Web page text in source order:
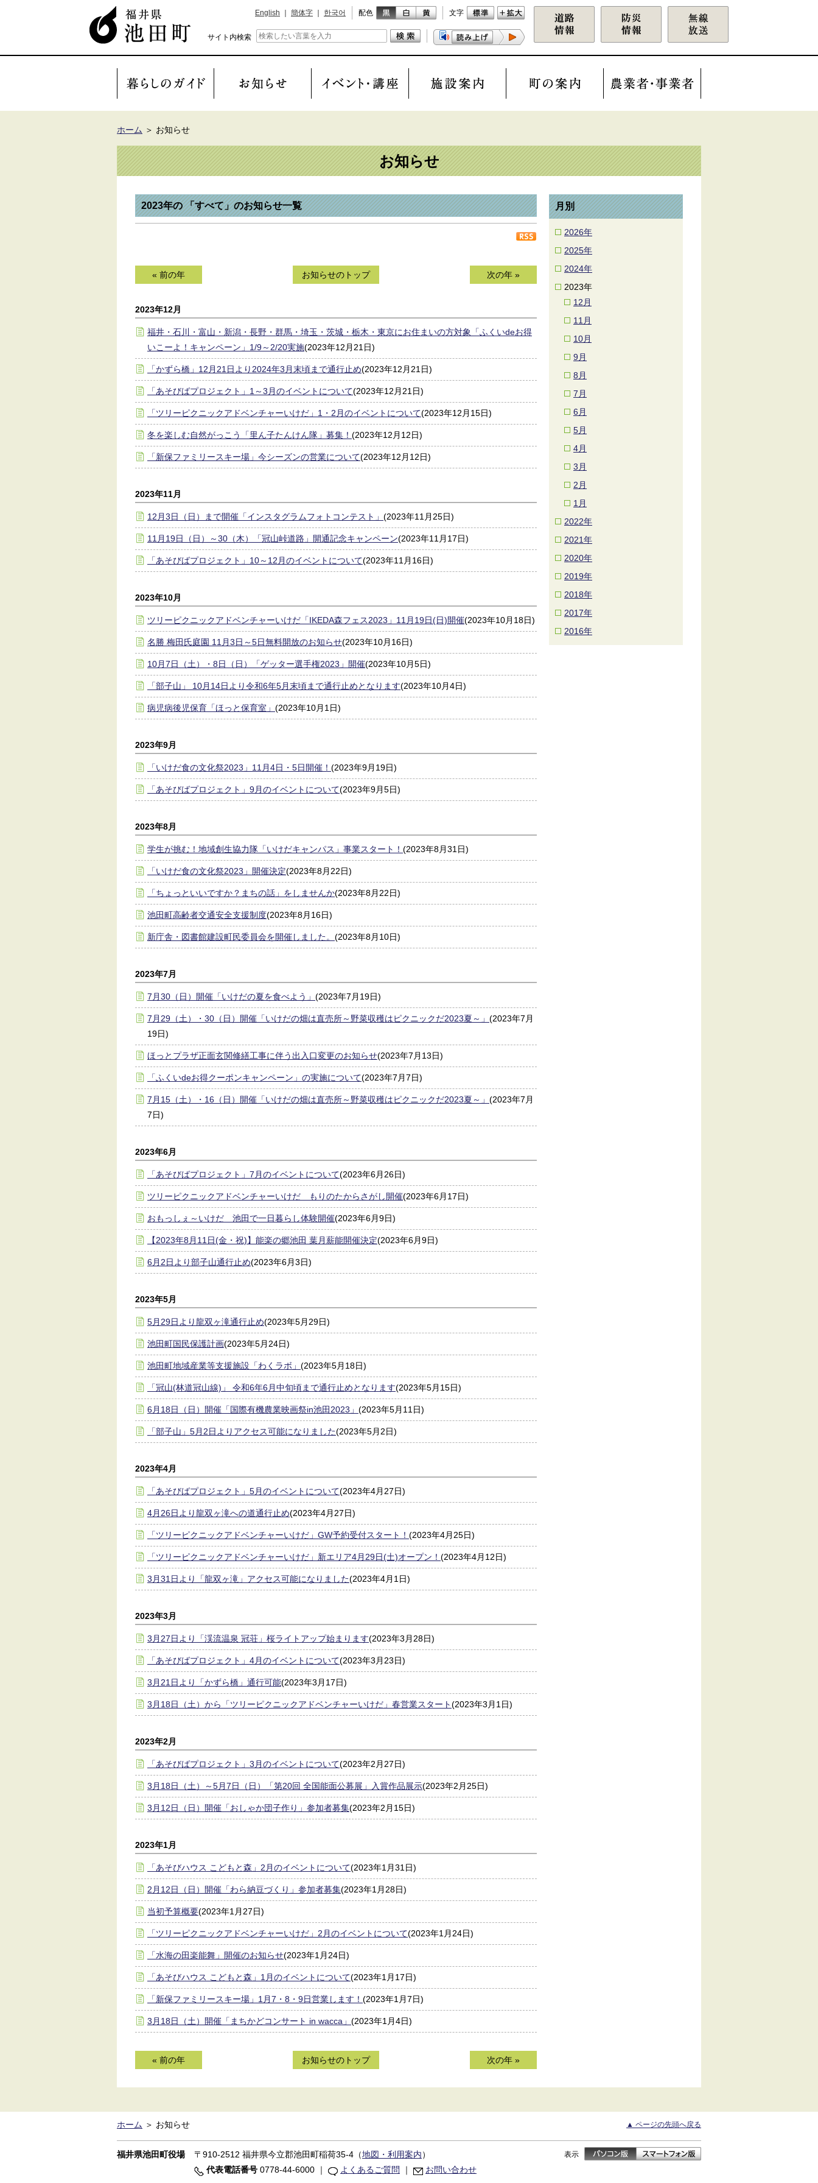
English 簡体字 한국어 配色 文字
サイト内検索
ホーム ＞ お知らせ
お知らせ
2023年の 「すべて」のお知らせ一覧
« 前の年 お知らせのトップ 次の年 »
2023年12月
福井・石川・富山・新潟・長野・群馬・埼玉・茨城・栃木・東京にお住まいの方対象「ふくいdeお得
いこーよ！キャンペーン」1/9～2/20実施(2023年12月21日)
「かずら橋」12月21日より2024年3月末頃まで通行止め(2023年12月21日)
「あそびばプロジェクト」1～3月のイベントについて(2023年12月21日)
「ツリーピクニックアドベンチャーいけだ」1・2月のイベントについて(2023年12月15日)
冬を楽しむ自然がっこう「里ん子たんけん隊」募集！ (2023年12月12日)
「新保ファミリースキー場」今シーズンの営業について(2023年12月12日)
2023年11月
12月3日（日）まで開催「インスタグラムフォトコンテスト」 (2023年11月25日)
11月19日（日）～30（木）「冠山峠道路」開通記念キャンペーン(2023年11月17日)
「あそびばプロジェクト」10～12月のイベントについて(2023年11月16日)
2023年10月
ツリーピクニックアドベンチャーいけだ「IKEDA森フェス2023」11月19日(日)開催(2023年10月18日)
名勝 梅田氏庭園 11月3日～5日無料開放のお知らせ(2023年10月16日)
10月7日（土）・8日（日）「ゲッター選手権2023」開催(2023年10月5日)
「部子山」 10月14日より令和6年5月末頃まで通行止めとなります(2023年10月4日)
病児病後児保育「ほっと保育室」 (2023年10月1日)
2023年9月
「いけだ食の文化祭2023」11月4日・5日開催！ (2023年9月19日)
「あそびばプロジェクト」9月のイベントについて(2023年9月5日)
2023年8月
学生が挑む！地域創生協力隊「いけだキャンパス」事業スタート！ (2023年8月31日)
「いけだ食の文化祭2023」開催決定(2023年8月22日)
「ちょっといいですか？まちの話」をしませんか(2023年8月22日)
池田町高齢者交通安全支援制度(2023年8月16日)
新庁舎・図書館建設町民委員会を開催しました。 (2023年8月10日)
2023年7月
7月30（日）開催「いけだの夏を食べよう」 (2023年7月19日)
7月29（土）・30（日）開催「いけだの畑は直売所～野菜収穫はピクニックだ2023夏～」 (2023年7月
19日)
ほっとプラザ正面玄関修繕工事に伴う出入口変更のお知らせ(2023年7月13日)
「ふくいdeお得クーポンキャンペーン」の実施について(2023年7月7日)
7月15（土）・16（日）開催「いけだの畑は直売所～野菜収穫はピクニックだ2023夏～」 (2023年7月
7日)
2023年6月
「あそびばプロジェクト」7月のイベントについて(2023年6月26日)
ツリーピクニックアドベンチャーいけだ もりのたからさがし開催(2023年6月17日)
おもっしぇ～いけだ 池田で一日暮らし体験開催(2023年6月9日)
【2023年8月11日(金・祝)】能楽の郷池田 葉月薪能開催決定(2023年6月9日)
6月2日より部子山通行止め(2023年6月3日)
2023年5月
5月29日より龍双ヶ滝通行止め(2023年5月29日)
池田町国民保護計画(2023年5月24日)
池田町地域産業等支援施設「わくラボ」 (2023年5月18日)
「冠山(林道冠山線)」 令和6年6月中旬頃まで通行止めとなります(2023年5月15日)
6月18日（日）開催「国際有機農業映画祭in池田2023」 (2023年5月11日)
「部子山」5月2日よりアクセス可能になりました(2023年5月2日)
2023年4月
「あそびばプロジェクト」5月のイベントについて(2023年4月27日)
4月26日より龍双ヶ滝への道通行止め(2023年4月27日)
「ツリーピクニックアドベンチャーいけだ」GW予約受付スタート！ (2023年4月25日)
「ツリーピクニックアドベンチャーいけだ」新エリア4月29日(土)オープン！ (2023年4月12日)
3月31日より「龍双ヶ滝」アクセス可能になりました(2023年4月1日)
2023年3月
3月27日より「渓流温泉 冠荘」桜ライトアップ始まります(2023年3月28日)
「あそびばプロジェクト」4月のイベントについて(2023年3月23日)
3月21日より「かずら橋」通行可能(2023年3月17日)
3月18日（土）から「ツリーピクニックアドベンチャーいけだ」春営業スタート(2023年3月1日)
2023年2月
「あそびばプロジェクト」3月のイベントについて(2023年2月27日)
3月18日（土）～5月7日（日）「第20回 全国能面公募展」入賞作品展示(2023年2月25日)
3月12日（日）開催「おしゃか団子作り」参加者募集(2023年2月15日)
2023年1月
「あそびハウス こどもと森」2月のイベントについて(2023年1月31日)
2月12日（日）開催「わら納豆づくり」参加者募集(2023年1月28日)
当初予算概要(2023年1月27日)
「ツリーピクニックアドベンチャーいけだ」2月のイベントについて(2023年1月24日)
「水海の田楽能舞」開催のお知らせ(2023年1月24日)
「あそびハウス こどもと森」1月のイベントについて(2023年1月17日)
「新保ファミリースキー場」1月7・8・9日営業します！ (2023年1月7日)
3月18日（土）開催「まちかどコンサート in wacca」 (2023年1月4日)
« 前の年 お知らせのトップ 次の年 »
月別
2026年
2025年
2024年
2023年
12月
11月
10月
9月
8月
7月
6月
5月
4月
3月
2月
1月
2022年
2021年
2020年
2019年
2018年
2017年
2016年
ホーム ＞ お知らせ ▲ ページの先頭へ戻る
福井県池田町役場 〒910-2512 福井県今立郡池田町稲荷35-4 （地図・利用案内）
代表電話番号 0778-44-6000 ｜ よくあるご質問 ｜ お問い合わせ
表示